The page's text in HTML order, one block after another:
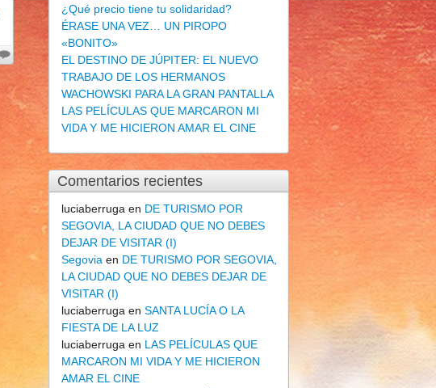
¿Qué precio tiene tu solidaridad?
ÉRASE UNA VEZ… UN PIROPO
«BONITO»
EL DESTINO DE JÚPITER: EL NUEVO
TRABAJO DE LOS HERMANOS
WACHOWSKI PARA LA GRAN PANTALLA
LAS PELÍCULAS QUE MARCARON MI
VIDA Y ME HICIERON AMAR EL CINE
Comentarios recientes
luciaberruga en DE TURISMO POR
SEGOVIA, LA CIUDAD QUE NO DEBES
DEJAR DE VISITAR (I)
Segovia en DE TURISMO POR SEGOVIA,
LA CIUDAD QUE NO DEBES DEJAR DE
VISITAR (I)
luciaberruga enSANTA LUCÍA O LA
FIESTA DE LA LUZ
luciaberruga en LAS PELÍCULAS QUE
MARCARON MI VIDA Y ME HICIERON
AMAR EL CINE